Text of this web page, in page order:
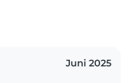
Juni 2025